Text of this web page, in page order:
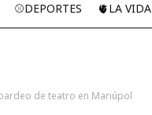
⚾DEPORTES 🫀LA VIDA
de teatro en Mariúpol